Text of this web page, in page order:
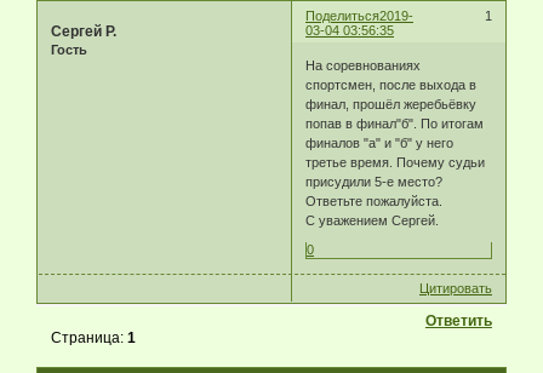
Поделиться 1
2019-
03-04 03:56:35
Сергей Р.
Гость
На соревнованиях
спортсмен, после выхода в
финал, прошёл жеребьёвку
попав в финал"б". По итогам
финалов "а" и "б" у него
третье время. Почему судьи
присудили 5-е место?
Ответьте пожалуйста.
С уважением Сергей.
0
Цитировать
Ответить
Страница:1